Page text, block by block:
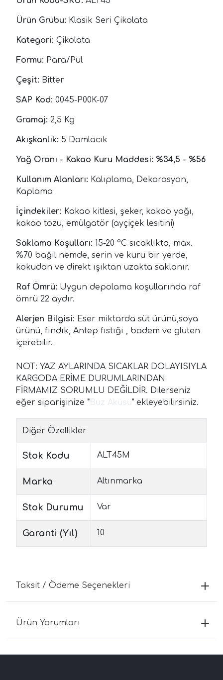
Ürün Grubu: Klasik Seri Çikolata
Kategori: Çikolata
Formu: Para/Pul
Çeşit: Bitter
SAP Kod: 0045-P00K-07
Gramaj: 2,5 Kg
Akışkanlık: 5 Damlacık
Yağ Oranı - Kakao Kuru Maddesi: %34,5 - %56
Kullanım Alanları: Kalıplama, Dekorasyon,
Kaplama
İçindekiler: Kakao kitlesi, şeker, kakao yağı,
kakao tozu, emülgatör (ayçiçek lesitini)
Saklama Koşulları: 15-20 °C sıcaklıkta, max.
%70 bağıl nemde, serin ve kuru bir yerde,
kokudan ve direkt ışıktan uzakta saklanır.
Raf Ömrü: Uygun depolama koşullarında raf
ömrü 22 aydır.
Alerjen Bilgisi: Eser miktarda süt ürünü,soya
ürünü, fındık, Antep fıstığı , badem ve gluten
içerebilir.
NOT: YAZ AYLARINDA SICAKLAR DOLAYISIYLA
KARGODA ERİME DURUMLARINDAN
FİRMAMIZ SORUMLU DEĞİLDİR. Dilerseniz
eğer siparişinize " " ekleyebilirsiniz.
Diğer Özellikler
Stok Kodu ALT45M
Marka Altınmarka
Stok Durumu Var
Garanti (Yıl) 10
Taksit / Ödeme Seçenekleri
Ürün Yorumları